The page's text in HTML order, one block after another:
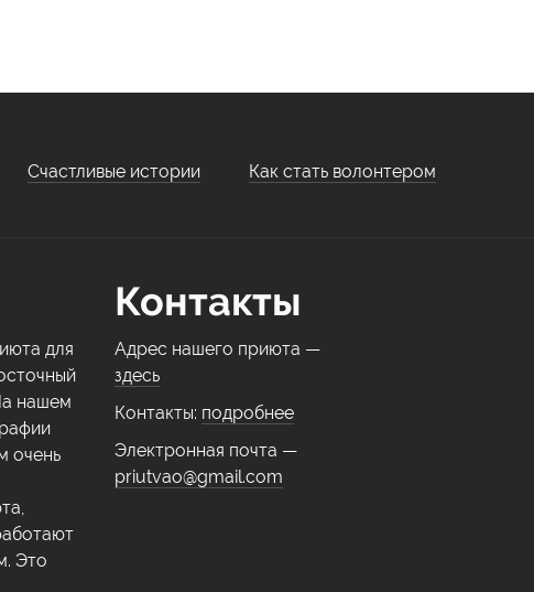
Счастливые истории Как стать волонтером
для
нашем
очень
Это
Контакты
Адрес нашего приюта —
здесь
Контакты: подробнее
Электронная почта —
priutvao@gmail.com